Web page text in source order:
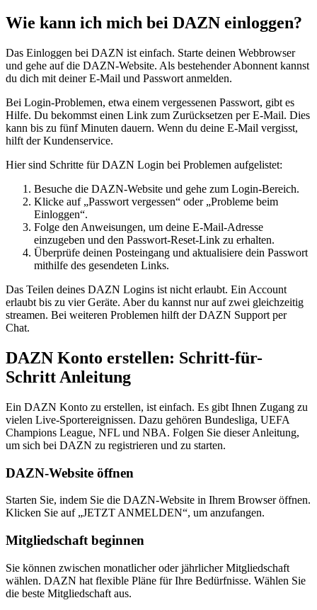
Wie kann ich mich bei DAZN einloggen?
Das Einloggen bei DAZN ist einfach. Starte deinen Webbrowser
und gehe auf die DAZN-Website. Als bestehender Abonnent kannst
du dich mit deiner E-Mail und Passwort anmelden.
Bei Login-Problemen, etwa einem vergessenen Passwort, gibt es
Hilfe. Du bekommst einen Link zum Zurücksetzen per E-Mail. Dies
kann bis zu fünf Minuten dauern. Wenn du deine E-Mail vergisst,
hilft der Kundenservice.
Hier sind Schritte für DAZN Login bei Problemen aufgelistet:
Besuche die DAZN-Website und gehe zum Login-Bereich.
Klicke auf „Passwort vergessen“ oder „Probleme beim
Einloggen“.
Folge den Anweisungen, um deine E-Mail-Adresse
einzugeben und den Passwort-Reset-Link zu erhalten.
Überprüfe deinen Posteingang und aktualisiere dein Passwort
mithilfe des gesendeten Links.
Das Teilen deines DAZN Logins ist nicht erlaubt. Ein Account
erlaubt bis zu vier Geräte. Aber du kannst nur auf zwei gleichzeitig
streamen. Bei weiteren Problemen hilft der DAZN Support per
Chat.
DAZN Konto erstellen: Schritt-für-
Schritt Anleitung
Ein DAZN Konto zu erstellen, ist einfach. Es gibt Ihnen Zugang zu
vielen Live-Sportereignissen. Dazu gehören Bundesliga, UEFA
Champions League, NFL und NBA. Folgen Sie dieser Anleitung,
um sich bei DAZN zu registrieren und zu starten.
DAZN-Website öffnen
Starten Sie, indem Sie die DAZN-Website in Ihrem Browser öffnen.
Klicken Sie auf „JETZT ANMELDEN“, um anzufangen.
Mitgliedschaft beginnen
Sie können zwischen monatlicher oder jährlicher Mitgliedschaft
wählen. DAZN hat flexible Pläne für Ihre Bedürfnisse. Wählen Sie
die beste Mitgliedschaft aus.